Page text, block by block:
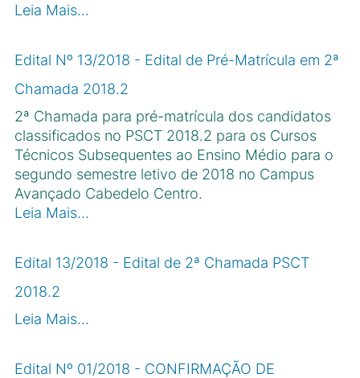
Leia Mais…
Edital Nº 13/2018 - Edital de Pré-Matrícula em 2ª
Chamada 2018.2
2ª Chamada para pré-matrícula dos candidatos
classificados no PSCT 2018.2 para os Cursos
Técnicos Subsequentes ao Ensino Médio para o
segundo semestre letivo de 2018 no Campus
Avançado Cabedelo Centro.
Leia Mais…
Edital 13/2018 - Edital de 2ª Chamada PSCT
2018.2
Leia Mais…
Edital Nº 01/2018 - CONFIRMAÇÃO DE